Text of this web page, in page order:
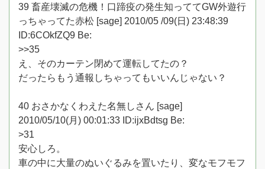
39 畜産壊滅の危機！口蹄疫の発生知っててGW外遊行
っちゃってた赤松 [sage] 2010/05 /09(日) 23:48:39
ID:6COkfZQ9 Be:
>>35
え、そのカーテン閉めて運転してたの？
だったらもう通報しちゃってもいいんじゃない？
40 おさかなくわえた名無しさん [sage]
2010/05/10(月) 00:01:33 ID:ijxBdtsg Be:
>31
安心しろ。
車の中に大量のぬいぐるみを置いたり、変なモフモフ